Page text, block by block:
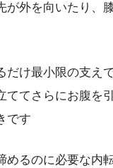
が外を向いたり、
だけ最小限の支え
ててさらにお腹を
です
めるのに必要な内